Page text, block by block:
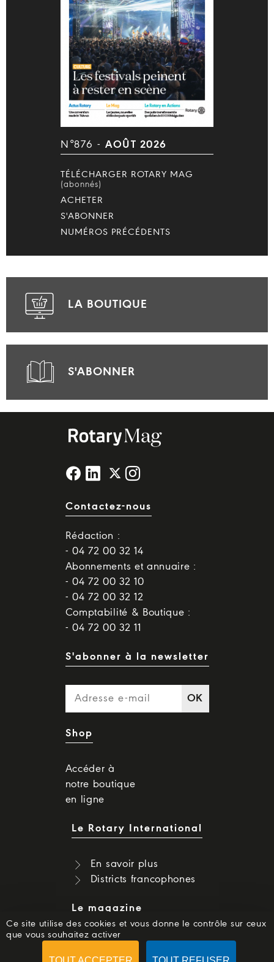
N°876 - AOÛT 2026
TÉLÉCHARGER ROTARY MAG
(abonnés)
ACHETER
S'ABONNER
NUMÉROS PRÉCÉDENTS
LA BOUTIQUE
S'ABONNER
Contactez-nous
Rédaction :
- 04 72 00 32 14
Abonnements et annuaire :
- 04 72 00 32 10
- 04 72 00 32 12
Comptabilité & Boutique :
- 04 72 00 32 11
S'abonner à la newsletter
OK
Shop
Accéder à
notre boutique
en ligne
Le Rotary International
En savoir plus
Districts francophones
Le magazine
Dernier numéro
Numéros précédents
Ce site utilise des cookies et vous donne le contrôle sur ceux
que vous souhaitez activer